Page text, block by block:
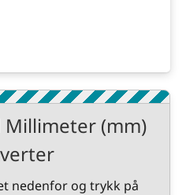
Millimeter (mm)
nedenfor og trykk på